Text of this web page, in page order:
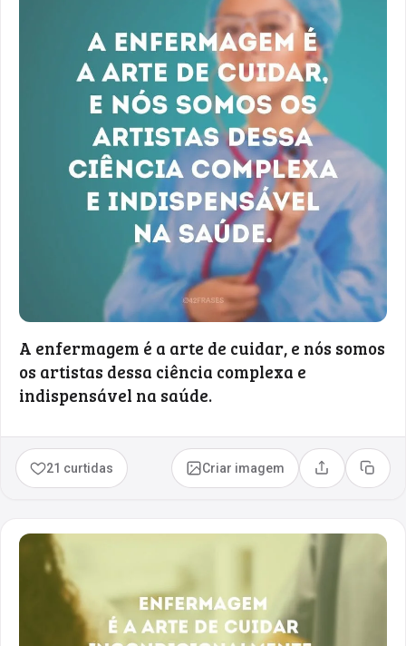
A enfermagem é a arte de cuidar, e nós somos
os artistas dessa ciência complexa e
indispensável na saúde.
21 curtidas Criar imagem Compartilhar
Copiar